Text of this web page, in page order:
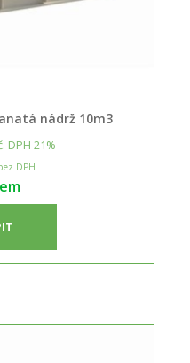
nádrž 10m3
DPH 21%
DPH